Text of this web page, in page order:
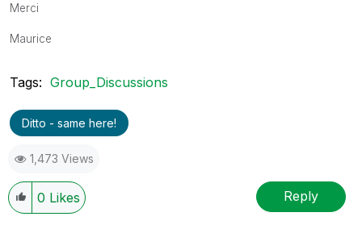
Merci
Maurice
Tags: Group_Discussions
Ditto - same here!
1,473 Views
0 Likes Reply